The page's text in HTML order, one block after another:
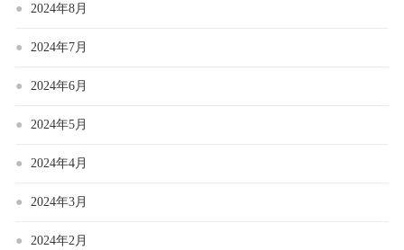
2024年8月
2024年7月
2024年6月
2024年5月
2024年4月
2024年3月
2024年2月